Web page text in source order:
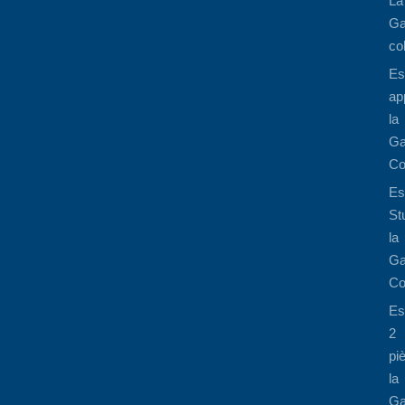
la
la
2
la